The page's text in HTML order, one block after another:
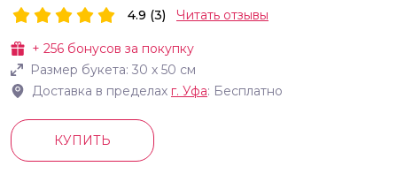
+ 256 бонусов за покупку
Размер букета: 30 х 50 см
Доставка в пределах г. Уфа: Бесплатно
4.9 (3) Читать отзывы
КУПИТЬ